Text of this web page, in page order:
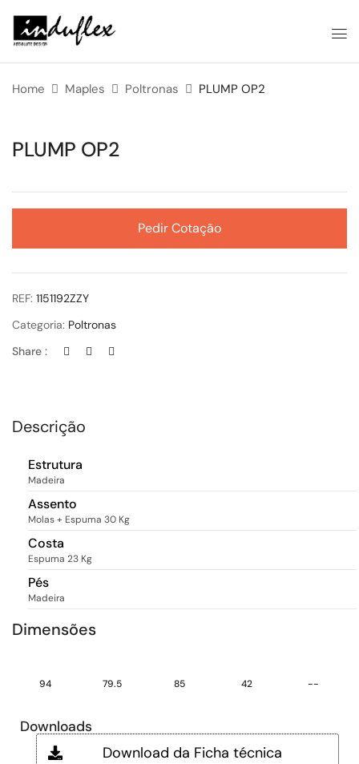
Home Maples Poltronas PLUMP OP2
PLUMP OP2
Pedir Cotação
REF: 1151192ZZY
Categoria: Poltronas
Share :
Descrição
Estrutura
Madeira
Assento
Molas + Espuma 30 Kg
Costa
Espuma 23 Kg
Pés
Madeira
Dimensões
94 79.5 85 42 --
Downloads
Download da Ficha técnica